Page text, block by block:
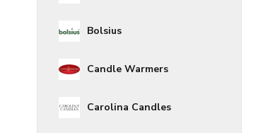
Bolsius
Candle Warmers
Carolina Candles